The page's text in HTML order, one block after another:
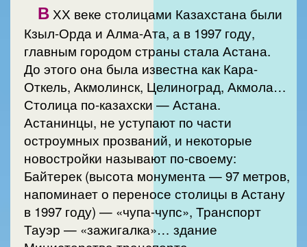
ВХХ веке столицами Казахстана были
Кзыл-Орда и Алма-Ата, а в 1997 году,
главным городом страны стала Астана.
До этого она была известна как Кара-
Откель, Акмолинск, Целиноград, Акмола…
Столица по-казахски — Астана.
Астанинцы, не уступают по части
остроумных прозваний, и некоторые
новостройки называют по-своему:
Байтерек (высота монумента — 97 метров,
напоминает о переносе столицы в Астану
в 1997 году) — «чупа-чупс», Транспорт
Тауэр — «зажигалка»… здание